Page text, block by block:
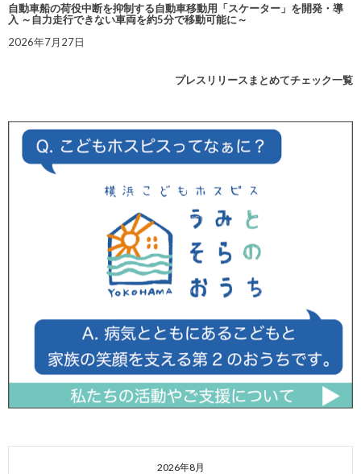
自動車船の荷役中断を抑制する自動車移動用「スケーター」を開発・導
入 ～自力走行できない車両を約5分で移動可能に～
2026年7月27日
プレスリリースまとめてチェック一覧
2026年8月